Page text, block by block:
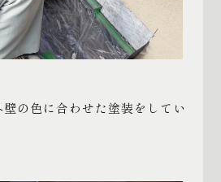
の色に合わせた塗装をしてい